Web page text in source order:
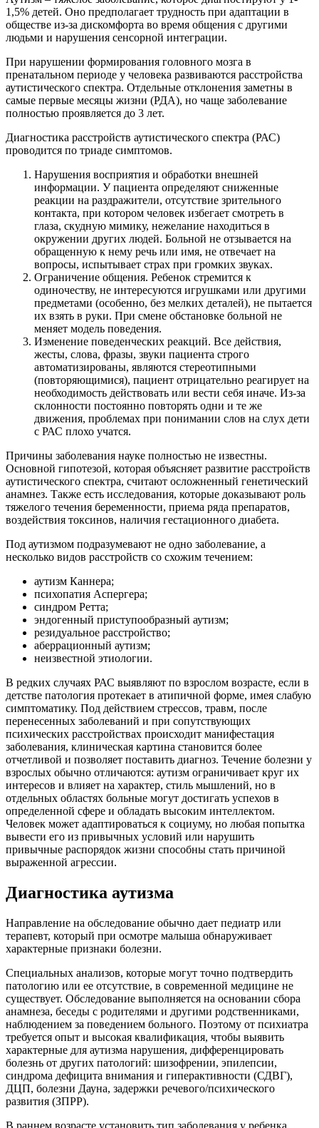
1,5% детей. Оно предполагает трудность при адаптации в
обществе из-за дискомфорта во время общения с другими
людьми и нарушения сенсорной интеграции.
При нарушении формирования головного мозга в
пренатальном периоде у человека развиваются расстройства
аутистического спектра. Отдельные отклонения заметны в
самые первые месяцы жизни (РДА), но чаще заболевание
полностью проявляется до 3 лет.
Диагностика расстройств аутистического спектра (РАС)
проводится по триаде симптомов.
Нарушения восприятия и обработки внешней
информации. У пациента определяют сниженные
реакции на раздражители, отсутствие зрительного
контакта, при котором человек избегает смотреть в
глаза, скудную мимику, нежелание находиться в
окружении других людей. Больной не отзывается на
обращенную к нему речь или имя, не отвечает на
вопросы, испытывает страх при громких звуках.
Ограничение общения. Ребенок стремится к
одиночеству, не интересуются игрушками или другими
предметами (особенно, без мелких деталей), не пытается
их взять в руки. При смене обстановке больной не
меняет модель поведения.
Изменение поведенческих реакций. Все действия,
жесты, слова, фразы, звуки пациента строго
автоматизированы, являются стереотипными
(повторяющимися), пациент отрицательно реагирует на
необходимость действовать или вести себя иначе. Из-за
склонности постоянно повторять одни и те же
движения, проблемах при понимании слов на слух дети
с РАС плохо учатся.
Причины заболевания науке полностью не известны.
Основной гипотезой, которая объясняет развитие расстройств
аутистического спектра, считают осложненный генетический
анамнез. Также есть исследования, которые доказывают роль
тяжелого течения беременности, приема ряда препаратов,
воздействия токсинов, наличия гестационного диабета.
Под аутизмом подразумевают не одно заболевание, а
несколько видов расстройств со схожим течением:
аутизм Каннера;
психопатия Аспергера;
синдром Ретта;
эндогенный приступообразный аутизм;
резидуальное расстройство;
аберрационный аутизм;
неизвестной этиологии.
В редких случаях РАС выявляют по взрослом возрасте, если в
детстве патология протекает в атипичной форме, имея слабую
симптоматику. Под действием стрессов, травм, после
перенесенных заболеваний и при сопутствующих
психических расстройствах происходит манифестация
заболевания, клиническая картина становится более
отчетливой и позволяет поставить диагноз. Течение болезни у
взрослых обычно отличаются: аутизм ограничивает круг их
интересов и влияет на характер, стиль мышлений, но в
отдельных областях больные могут достигать успехов в
определенной сфере и обладать высоким интеллектом.
Человек может адаптироваться к социуму, но любая попытка
вывести его из привычных условий или нарушить
привычные распорядок жизни способны стать причиной
выраженной агрессии.
Диагностика аутизма
Направление на обследование обычно дает педиатр или
терапевт, который при осмотре малыша обнаруживает
характерные признаки болезни.
Специальных анализов, которые могут точно подтвердить
патологию или ее отсутствие, в современной медицине не
существует. Обследование выполняется на основании сбора
анамнеза, беседы с родителями и другими родственниками,
наблюдением за поведением больного. Поэтому от психиатра
требуется опыт и высокая квалификация, чтобы выявить
характерные для аутизма нарушения, дифференцировать
болезнь от других патологий: шизофрении, эпилепсии,
синдрома дефицита внимания и гиперактивности (СДВГ),
ДЦП, болезни Дауна, задержки речевого/психического
развития (ЗПРР).
В раннем возрасте установить тип заболевания у ребенка